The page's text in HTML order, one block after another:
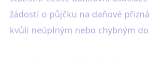
žádostí o půjčku na daňové
kvůli neúplným nebo chybným